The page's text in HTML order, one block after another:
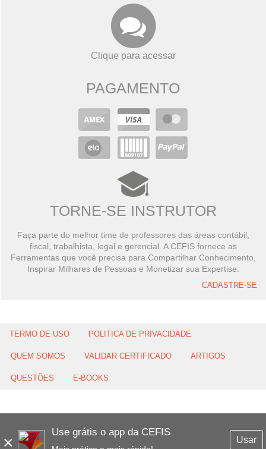
×
Use grátis o app da CEFIS
Usar
Clique para acessar
PAGAMENTO
TORNE-SE INSTRUTOR
Faça parte do melhor time de professores das áreas contábil,
fiscal, trabalhista, legal e gerencial. A CEFIS fornece as
Ferramentas que você precisa para Compartilhar Conhecimento,
Inspirar Milhares de Pessoas e Monetizar sua Expertise.
CADASTRE-SE
TERMO DE USO POLITICA DE PRIVACIDADE
QUEM SOMOS VALIDAR CERTIFICADO ARTIGOS
QUESTÕES E-BOOKS